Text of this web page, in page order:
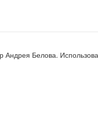
Андрея Белова.